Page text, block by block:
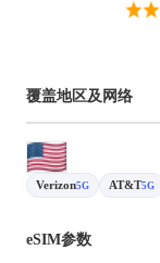
覆盖地区及网络
Verizon5G AT&T5G
eSIM参数